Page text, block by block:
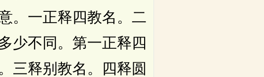
。一正释四教名。二
少不同。第一正释四
三释别教名。四释圆